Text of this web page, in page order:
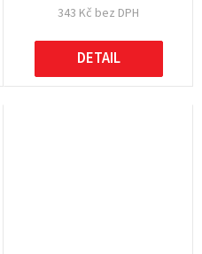
343 Kč bez DPH
DETAIL